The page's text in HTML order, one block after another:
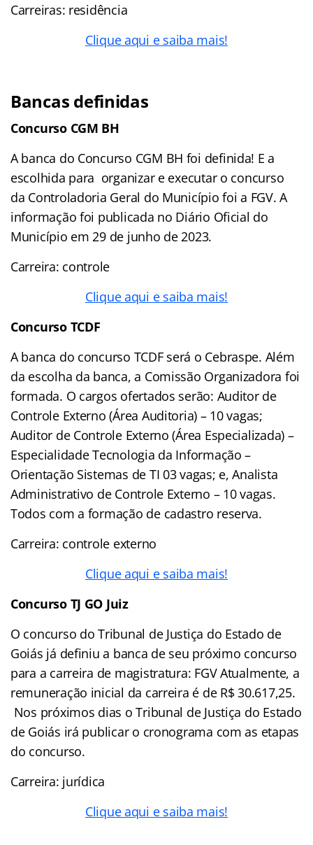
Carreiras: residência
Clique aqui e saiba mais!
Bancas definidas
Concurso CGM BH
A banca do Concurso CGM BH foi definida! E a
escolhida para organizar e executar o concurso
da Controladoria Geral do Município foi a FGV. A
informação foi publicada no Diário Oficial do
Município em 29 de junho de 2023.
Carreira: controle
Clique aqui e saiba mais!
Concurso TCDF
A banca do concurso TCDF será o Cebraspe. Além
da escolha da banca, a Comissão Organizadora foi
formada. O cargos ofertados serão: Auditor de
Controle Externo (Área Auditoria) – 10 vagas;
Auditor de Controle Externo (Área Especializada) –
Especialidade Tecnologia da Informação –
Orientação Sistemas de TI 03 vagas; e, Analista
Administrativo de Controle Externo – 10 vagas.
Todos com a formação de cadastro reserva.
Carreira: controle externo
Clique aqui e saiba mais!
Concurso TJ GO Juiz
O concurso do Tribunal de Justiça do Estado de
Goiás já definiu a banca de seu próximo concurso
para a carreira de magistratura: FGV Atualmente, a
remuneração inicial da carreira é de R$ 30.617,25.
Nos próximos dias o Tribunal de Justiça do Estado
de Goiás irá publicar o cronograma com as etapas
do concurso.
Carreira: jurídica
Clique aqui e saiba mais!